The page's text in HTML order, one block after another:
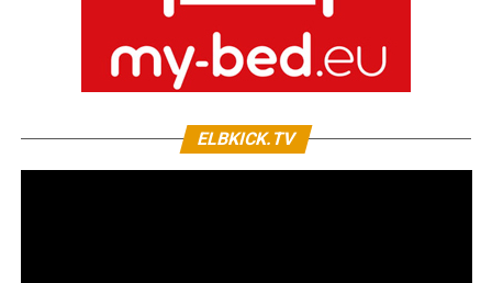
ELBKICK.TV